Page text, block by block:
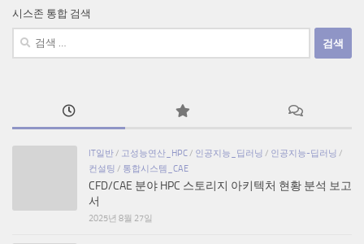
시스존 통합 검색
검
IT일반/ 고성능연산_HPC/ 인공지능_딥러닝 / 인공지능-딥러닝 /
컨설팅 / 통합시스템_CAE
CFD/CAE 분야 HPC 스토리지 아키텍처 현황 분석 보고
서
2025년 8월 27일